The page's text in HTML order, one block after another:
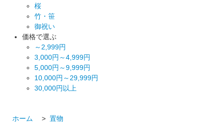
桜
竹・笹
御祝い
価格で選ぶ
～2,999円
3,000円～4,999円
5,000円～9,999円
10,000円～29,999円
30,000円以上
ホーム > 置物